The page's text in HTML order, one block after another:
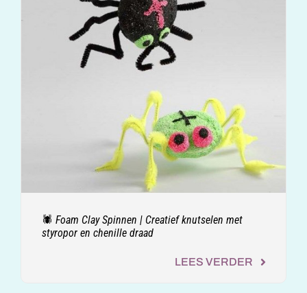
🕷️ Foam Clay Spinnen | Creatief knutselen met
styropor en chenille draad
LEES VERDER